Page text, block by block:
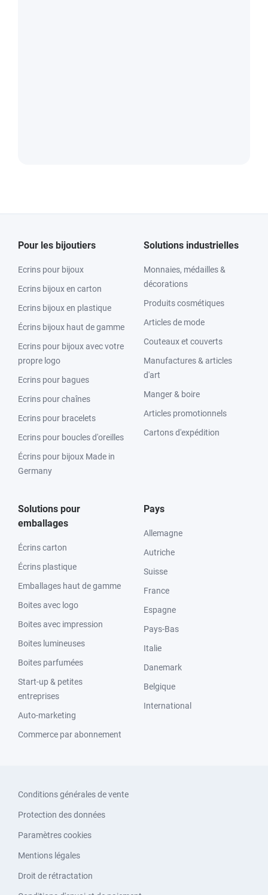
Pour les bijoutiers
Ecrins pour bijoux
Ecrins bijoux en carton
Ecrins bijoux en plastique
Écrins bijoux haut de gamme
Ecrins pour bijoux avec votre
propre logo
Ecrins pour bagues
Ecrins pour chaînes
Ecrins pour bracelets
Ecrins pour boucles d'oreilles
Écrins pour bijoux Made in
Germany
Solutions industrielles
Monnaies, médailles &
décorations
Produits cosmétiques
Articles de mode
Couteaux et couverts
Manufactures & articles
d'art
Manger & boire
Articles promotionnels
Cartons d'expédition
Solutions pour
emballages
Écrins carton
Écrins plastique
Emballages haut de gamme
Boites avec logo
Boites avec impression
Boites lumineuses
Boites parfumées
Start-up & petites
entreprises
Auto-marketing
Commerce par abonnement
Pays
Allemagne
Autriche
Suisse
France
Espagne
Pays-Bas
Italie
Danemark
Belgique
International
Conditions générales de vente
Protection des données
Paramètres cookies
Mentions légales
Droit de rétractation